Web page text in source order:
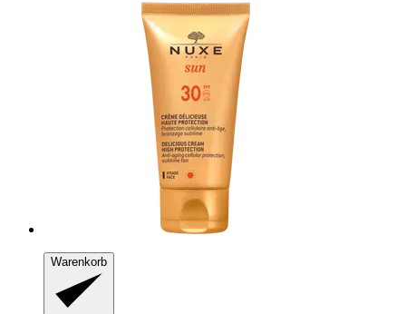
Warenkorb